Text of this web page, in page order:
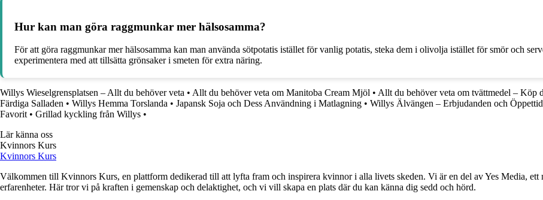
Hur kan man göra raggmunkar mer hälsosamma?
För att göra raggmunkar mer hälsosamma kan man använda sötpotatis istället för vanlig potatis, steka dem i olivolja istället för smör och
experimentera med att tillsätta grönsaker i smeten för extra näring.
Willys Wieselgrensplatsen – Allt du behöver veta • Allt du behöver veta om Manitoba Cream Mjöl • Allt du behöver veta om tvättmedel – Köp
Färdiga Salladen • Willys Hemma Torslanda • Japansk Soja och Dess Användning i Matlagning • Willys Älvängen – Erbjudanden och
Favorit • Grillad kyckling från Willys •
Lär känna oss
Kvinnors Kurs
Kvinnors Kurs
Välkommen till Kvinnors Kurs, en plattform dedikerad till att lyfta fram och inspirera kvinnor i alla livets skeden. Vi är en del av Yes Media, ett
erfarenheter. Här tror vi på kraften i gemenskap och delaktighet, och vi vill skapa en plats där du kan känna dig sedd och hörd.